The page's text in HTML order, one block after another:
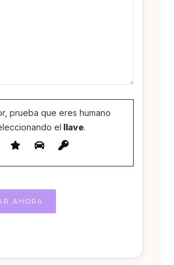
prueba que eres humano
el llave.